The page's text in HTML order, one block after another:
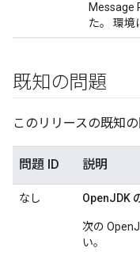
Message
た。 環境
既知の問題
このリリースの既知
問題 ID 説明
なし OpenJDK
次の
い。